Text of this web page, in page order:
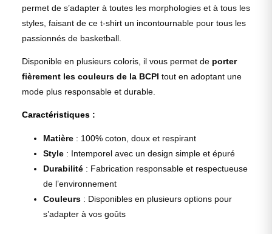
permet de s’adapter à toutes les morphologies et à tous les
styles, faisant de ce t-shirt un incontournable pour tous les
passionnés de basketball.
Disponible en plusieurs coloris, il vous permet de porter
fièrement les couleurs de la BCPI tout en adoptant une
mode plus responsable et durable.
Caractéristiques :
Matière : 100% coton, doux et respirant
Style : Intemporel avec un design simple et épuré
Durabilité : Fabrication responsable et respectueuse
de l’environnement
Couleurs : Disponibles en plusieurs options pour
s’adapter à vos goûts